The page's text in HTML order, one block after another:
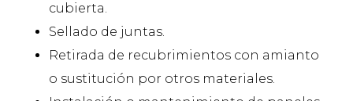
cubierta.
Sellado de juntas.
Retirada de recubrimientos con amianto
o sustitución por otros materiales.